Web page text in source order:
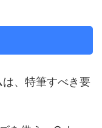
、特筆すべき要